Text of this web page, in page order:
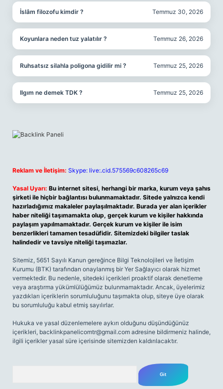
İslâm filozofu kimdir ? Temmuz 30, 2026
Koyunlara neden tuz yalatılır ? Temmuz 26, 2026
Ruhsatsız silahla poligona gidilir mi ? Temmuz 25, 2026
Ilgım ne demek TDK ? Temmuz 25, 2026
Reklam ve İletişim: Skype: live:.cid.575569c608265c69
Yasal Uyarı: Bu internet sitesi, herhangi bir marka, kurum veya şahıs
şirketi ile hiçbir bağlantısı bulunmamaktadır. Sitede yalnızca kendi
hazırladığımız makaleler paylaşılmaktadır. Burada yer alan içerikler
haber niteliği taşımamakta olup, gerçek kurum ve kişiler hakkında
paylaşım yapılmamaktadır. Gerçek kurum ve kişiler ile isim
benzerlikleri tamamen tesadüfidir. Sitemizdeki bilgiler taslak
halindedir ve tavsiye niteliği taşımazlar.
Sitemiz, 5651 Sayılı Kanun gereğince Bilgi Teknolojileri ve İletişim
Kurumu (BTK) tarafından onaylanmış bir Yer Sağlayıcı olarak hizmet
vermektedir. Bu nedenle, sitedeki içerikleri proaktif olarak denetleme
veya araştırma yükümlülüğümüz bulunmamaktadır. Ancak, üyelerimiz
yazdıkları içeriklerin sorumluluğunu taşımakta olup, siteye üye olarak
bu sorumluluğu kabul etmiş sayılırlar.
Hukuka ve yasal düzenlemelere aykırı olduğunu düşündüğünüz
içerikleri, backlinkpanelicomtr@gmail.com adresine bildirmeniz halinde,
ilgili içerikler yasal süre içerisinde sitemizden kaldırılacaktır.